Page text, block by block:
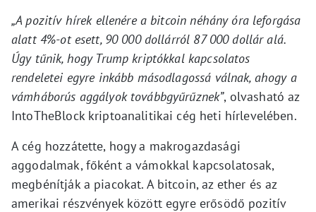
„A pozitív hírek ellenére a bitcoin néhány óra leforgása
alatt 4%-ot esett, 90 000 dollárról 87 000 dollár alá.
Úgy tűnik, hogy Trump kriptókkal kapcsolatos
rendeletei egyre inkább másodlagossá válnak, ahogy a
vámháborús aggályok továbbgyűrűznek”, olvasható az
IntoTheBlock kriptoanalitikai cég heti hírlevelében.
A cég hozzátette, hogy a makrogazdasági
aggodalmak, főként a vámokkal kapcsolatosak,
megbénítják a piacokat. A bitcoin, az ether és az
amerikai részvények között egyre erősödő pozitív